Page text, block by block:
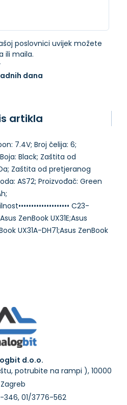
poslovnici uvijek možete
ili maila.
dana
artikla
7.4V; Broj čelija: 6;
Black; Zaštita od
Zaštita od pretjeranog
AS72; Proizvođač: Green
C23-
ZenBook UX31E;Asus
UX31A-DH71;Asus ZenBook
d.o.o.
potrubite na rampi ), 10000
Zagreb
346, 01/3776-562